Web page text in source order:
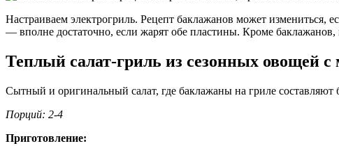
Настраиваем электрогриль. Рецепт баклажанов может измениться,
— вполне достаточно, если жарят обе пластины. Кроме
Теплый салат-гриль из сезонных овощей с
Сытный и оригинальный салат, где баклажаны на гриле
Порций: 2-4
Приготовление: